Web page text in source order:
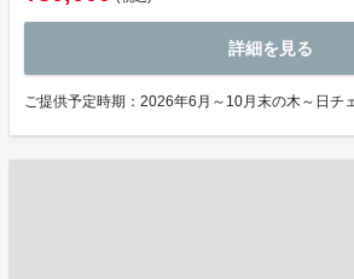
詳細を見る
ご提供予定時期：2026年6月～10月末の木～日チ